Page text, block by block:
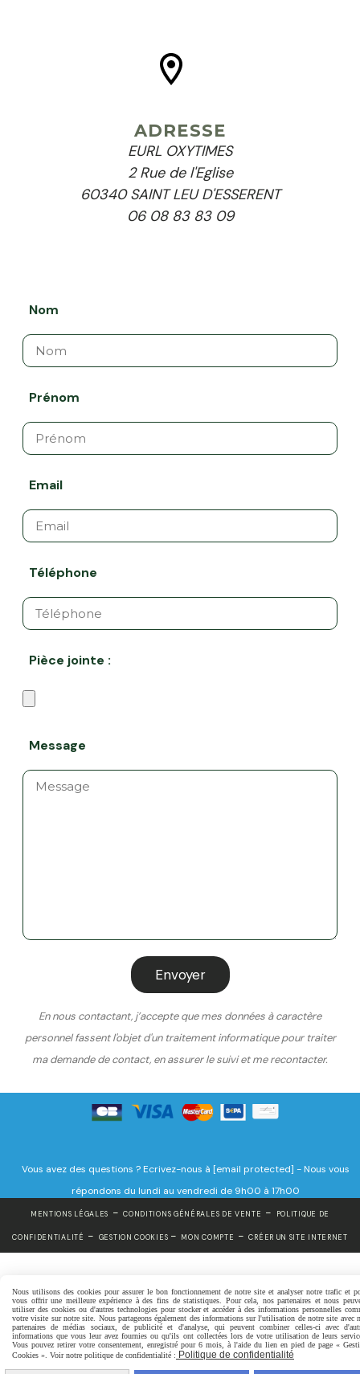
ADRESSE
EURL OXYTIMES
2 Rue de l'Eglise
60340 SAINT LEU D'ESSERENT
06 08 83 83 09
Nom
Prénom
Email
Téléphone
Pièce jointe :
Message
Envoyer
En nous contactant, j’accepte que mes données à caractère
personnel fassent l'objet d'un traitement informatique pour traiter
ma demande de contact, en assurer le suivi et me recontacter.
Vous avez des questions ? Ecrivez-nous à [email protected] - Nous vous
répondons du lundi au vendredi de 9h00 à 17h00
MENTIONS LÉGALES CONDITIONS GÉNÉRALES DE VENTE POLITIQUE DE
CONFIDENTIALITÉ GESTION COOKIES MON COMPTE CRÉER UN SITE INTERNET
Nous utilisons des cookies pour assurer le bon fonctionnement de notre site et analyser notre trafic et
vous offrir une meilleure expérience à des fins de statistiques. Pour cela, nos partenaires et nous
utiliser des cookies ou d'autres technologies pour stocker et accéder à des informations personnelles
votre visite sur notre site. Nous partageons également des informations sur l'utilisation de notre site avec
partenaires de médias sociaux, de publicité et d'analyse, qui peuvent combiner celles-ci avec
informations que vous leur avez fournies ou qu'ils ont collectées lors de votre utilisation de leurs
Vous pouvez retirer votre consentement, enregistré pour 6 mois, à l'aide du lien en pied de page «
Cookies ». Voir notre politique de confidentialité : Politique de confidentialité